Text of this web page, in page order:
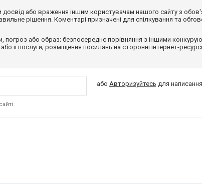
досвід або враження іншим користувачам нашого сайту з
рішення. Коментарі призначені для спілкування та
погроз або образ; безпосереднє порівняння з іншими
її послуги; розміщення посилань на сторонні інтернет-
або Авторизуйтесь для написання